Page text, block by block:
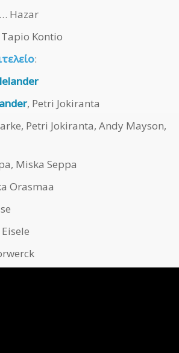
Hazar
Kontio
:
, Petri Jokiranta
Petri Jokiranta, Andy Mayson,
Miska Seppa
Orasmaa